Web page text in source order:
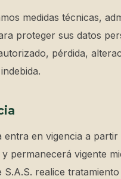
medidas técnicas,
proteger sus datos
pérdida,
entra en vigencia a partir
permanecerá vigente
S.A.S. realice tratamiento